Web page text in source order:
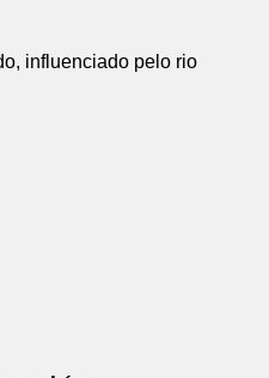
influenciado pelo rio